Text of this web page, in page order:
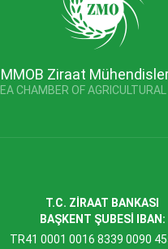
Ziraat
CHAMBER OF AGRICULTURAL
T.C. ZİRAAT BANKASI
BAŞKENT ŞUBESİ IBAN:
TR41 0001 0016 8339 0090